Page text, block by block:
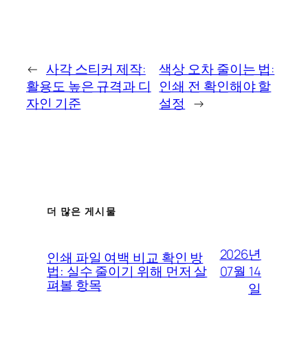
← 사각 스티커 제작:
활용도 높은 규격과 디
자인 기준
색상 오차 줄이는 법:
인쇄 전 확인해야 할
설정 →
더 많은 게시물
인쇄 파일 여백 비교 확인 방
법: 실수 줄이기 위해 먼저 살
펴볼 항목
2026년
07월 14
일